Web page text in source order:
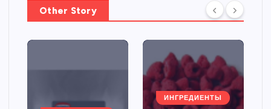
Other Story
ИНГРЕДИЕНТЫ